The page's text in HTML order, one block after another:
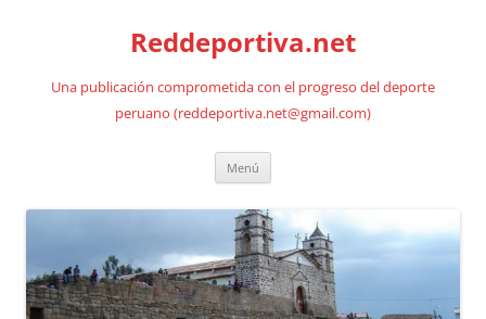
Reddeportiva.net
Una publicación comprometida con el progreso del deporte
peruano (reddeportiva.net@gmail.com)
Menú